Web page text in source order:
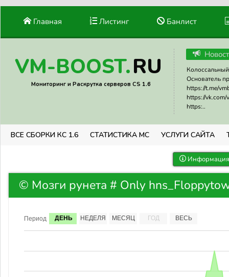
Главная Листинг Банлист
VM-BOOST.RU
Мониторинг и Раскрутка серверов CS 1.6
Основатель
https://t.me/
https://vk.com/
https:..
ВСЕ СБОРКИ КС 1.6 СТАТИСТИКА МС УСЛУГИ САЙТА
© Мозги рунета # Only
Период ДЕНЬ НЕДЕЛЯ МЕСЯЦ ГОД ВЕСЬ